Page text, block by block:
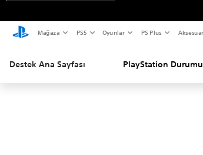
Mağaza PS5 Oyunlar PS Plus
Destek Ana Sayfası PlayStation Durumu